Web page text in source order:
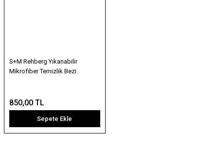
S+M Rehberg Yıkanabilir
Mikrofiber Temizlik Bezi
850,00 TL
Sepete Ekle